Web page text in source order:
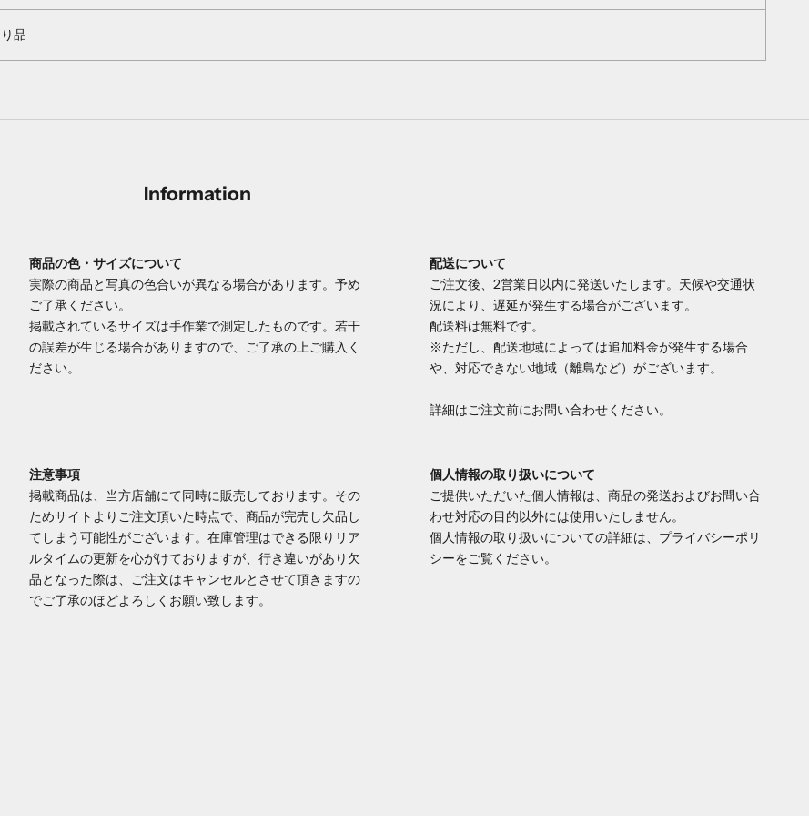
品
Information
商品の色・サイズについて
実際の商品と写真の色合いが異なる場合があります。予め
ご了承ください。
掲載されているサイズは手作業で測定したものです。若干
の誤差が生じる場合がありますので、ご了承の上ご購入く
ださい。
配送について
ご注文後、2営業日以内に発送いたします。天候や交通状
況により、遅延が発生する場合がございます。
配送料は無料です。
※ただし、配送地域によっては追加料金が発生する場合
や、対応できない地域（離島など）がございます。
詳細はご注文前にお問い合わせください。
注意事項
掲載商品は、当方店舗にて同時に販売しております。その
ためサイトよりご注文頂いた時点で、商品が完売し欠品し
てしまう可能性がございます。在庫管理はできる限りリア
ルタイムの更新を心がけておりますが、行き違いがあり欠
品となった際は、ご注文はキャンセルとさせて頂きますの
でご了承のほどよろしくお願い致します。
個人情報の取り扱いについて
ご提供いただいた個人情報は、商品の発送およびお問い合
わせ対応の目的以外には使用いたしません。
個人情報の取り扱いについての詳細は、プライバシーポリ
シーをご覧ください。